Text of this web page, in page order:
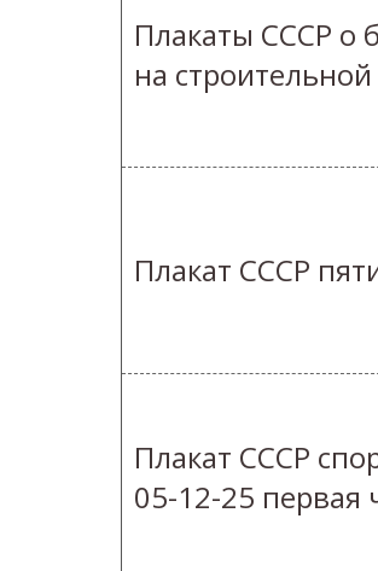
Плакаты СССР о
на
Плакат СССР
Плакат СССР
05-12-25 первая